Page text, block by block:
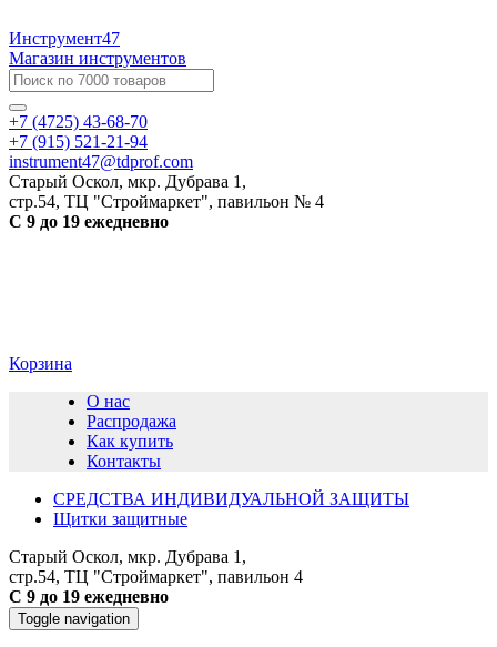
Инструмент47
Магазин инструментов
+7 (4725) 43-68-70
+7 (915) 521-21-94
instrument47@tdprof.com
Старый Оскол, мкр. Дубрава 1,
стр.54, ТЦ "Строймаркет", павильон № 4
С 9 до 19 ежедневно
Корзина
О нас
Распродажа
Как купить
Контакты
СРЕДСТВА ИНДИВИДУАЛЬНОЙ ЗАЩИТЫ
Щитки защитные
Старый Оскол, мкр. Дубрава 1,
стр.54, ТЦ "Строймаркет", павильон 4
С 9 до 19 ежедневно
Toggle navigation